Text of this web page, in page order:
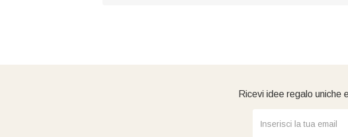
Ricevi idee regalo